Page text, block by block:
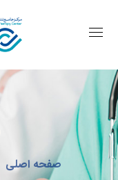
صفحه اصلی